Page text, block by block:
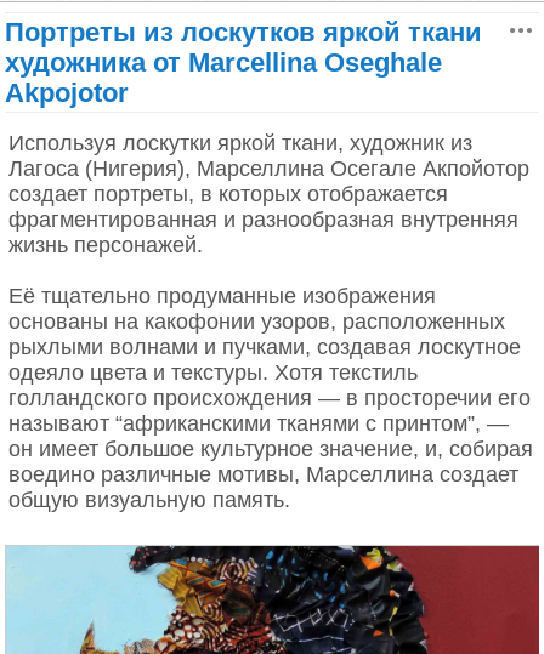
Портреты из лоскутков яркой ткани
художника от Marcellina Oseghale
Akpojotor
Используя лоскутки яркой ткани, художник из
Лагоса (Нигерия), Марселлина Осегале Акпойотор
создает портреты, в которых отображается
фрагментированная и разнообразная внутренняя
жизнь персонажей.
Её тщательно продуманные изображения
основаны на какофонии узоров, расположенных
рыхлыми волнами и пучками, создавая лоскутное
одеяло цвета и текстуры. Хотя текстиль
голландского происхождения — в просторечии его
называют “африканскими тканями с принтом”, —
он имеет большое культурное значение, и, собирая
воедино различные мотивы, Марселлина создает
общую визуальную память.